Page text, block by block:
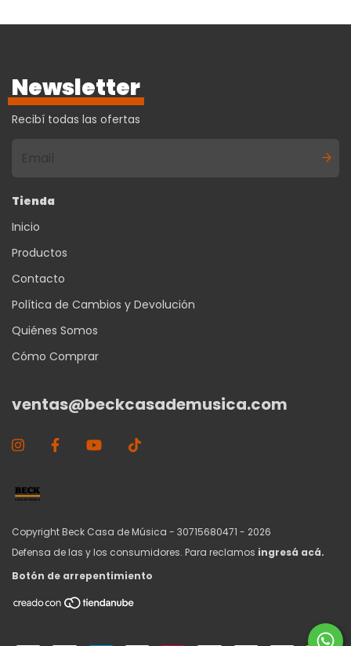
Newsletter
Recibí todas las ofertas
Tienda
Inicio
Productos
Contacto
Política de Cambios y Devolución
Quiénes Somos
Cómo Comprar
ventas@beckcasademusica.com
Copyright Beck Casa de Música - 30715680471 - 2026
Defensa de las y los consumidores. Para reclamos ingresá acá.
Botón de arrepentimiento